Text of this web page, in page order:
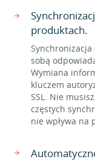
produktach.
sobą
Wymiana
kluczem
SSL. Nie
częstych
nie wpływa na